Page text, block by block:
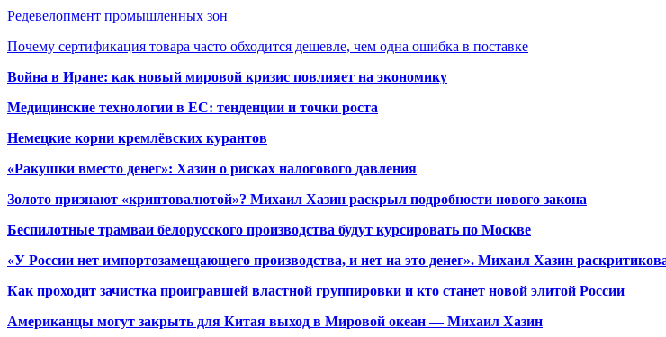
Редевелопмент промышленных зон
Почему сертификация товара часто обходится дешевле, чем одна ошибка в поставке
Война в Иране: как новый мировой кризис повлияет на экономику
Медицинские технологии в ЕС: тенденции и точки роста
Немецкие корни кремлёвских курантов
«Ракушки вместо денег»: Хазин о рисках налогового давления
Золото признают «криптовалютой»? Михаил Хазин раскрыл подробности нового закона
Беспилотные трамваи белорусского производства будут курсировать по Москве
«У России нет импортозамещающего производства, и нет на это денег». Михаил Хазин
Как проходит зачистка проигравшей властной группировки и кто станет новой элитой России
Американцы могут закрыть для Китая выход в Мировой океан — Михаил Хазин